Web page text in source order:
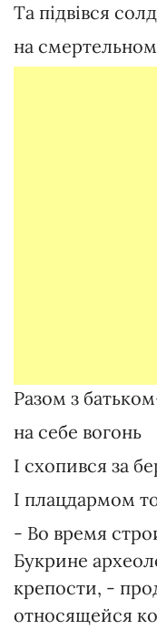
Та підвiвся
на
Разом з
на себе вогонь
І схопився за
І плацдармом
- Во время
Букрине
крепости, -
относящейся